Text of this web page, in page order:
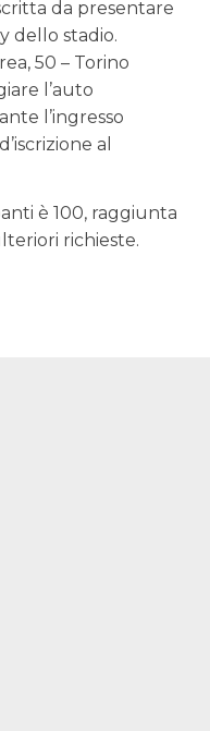
da presentare
dello stadio.
50 – Torino
l’auto
l’ingresso
al
è 100, raggiunta
richieste.